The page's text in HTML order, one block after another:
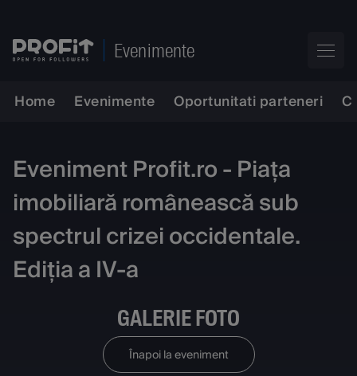
Evenimente
Home Evenimente Oportunitati parteneri
Eveniment Profit.ro - Piața
imobiliară românească sub
spectrul crizei occidentale.
Ediția a IV-a
GALERIE FOTO
Înapoi la eveniment